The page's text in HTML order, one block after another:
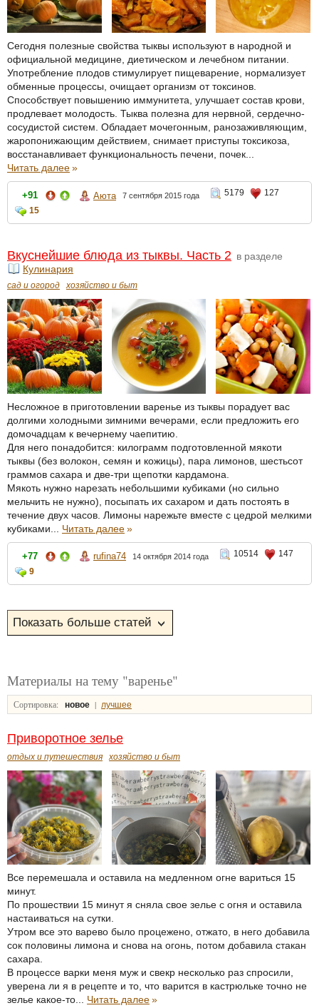
Сегодня полезные свойства тыквы используют в народной и
официальной медицине, диетическом и лечебном питании.
Употребление плодов стимулирует пищеварение, нормализует
обменные процессы, очищает организм от токсинов.
Способствует повышению иммунитета, улучшает состав крови,
продлевает молодость. Тыква полезна для нервной, сердечно-
сосудистой систем. Обладает мочегонным, ранозаживляющим,
жаропонижающим действием, снимает приступы токсикоза,
восстанавливает функциональность печени, почек...
Читать далее»
+91 Аюта 7 сентября 2015 года 5179
127
15
Вкуснейшие блюда из тыквы. Часть 2 в разделе
Кулинария
сад и огород хозяйство и быт
Несложное в приготовлении варенье из тыквы порадует вас
долгими холодными зимними вечерами, если предложить его
домочадцам к вечернему чаепитию.
Для него понадобится: килограмм подготовленной мякоти
тыквы (без волокон, семян и кожицы), пара лимонов, шестьсот
граммов сахара и две-три щепотки кардамона.
Мякоть нужно нарезать небольшими кубиками (но сильно
мельчить не нужно), посыпать их сахаром и дать постоять в
течение двух часов. Лимоны нарежьте вместе с цедрой мелкими
кубиками... Читать далее»
+77 rufina74 14 октября 2014 года 10514
147
9
Материалы на тему "варенье"
Сортировка: новое | лучшее
Приворотное зелье
отдых и путешествия хозяйство и быт
Все перемешала и оставила на медленном огне вариться 15
минут.
По прошествии 15 минут я сняла свое зелье с огня и оставила
настаиваться на сутки.
Утром все это варево было процежено, отжато, в него добавила
сок половины лимона и снова на огонь, потом добавила стакан
сахара.
В процессе варки меня муж и свекр несколько раз спросили,
уверена ли я в рецепте и то, что варится в кастрюльке точно не
зелье какое-то... Читать далее»